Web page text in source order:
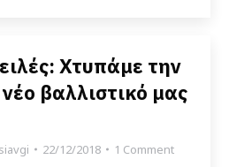
Χτυπάμε την
βαλλιστικό μας
22/12/2018 1 Comment